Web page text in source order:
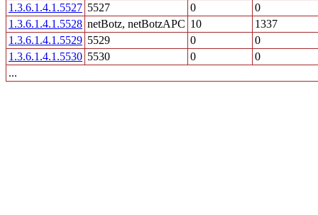
1.3.6.1.4.1.5527 5527 0
0
1.3.6.1.4.1.5528 netBotz, netBotzAPC 10
1337
1.3.6.1.4.1.5529 5529 0
0
1.3.6.1.4.1.5530 5530 0
0
...